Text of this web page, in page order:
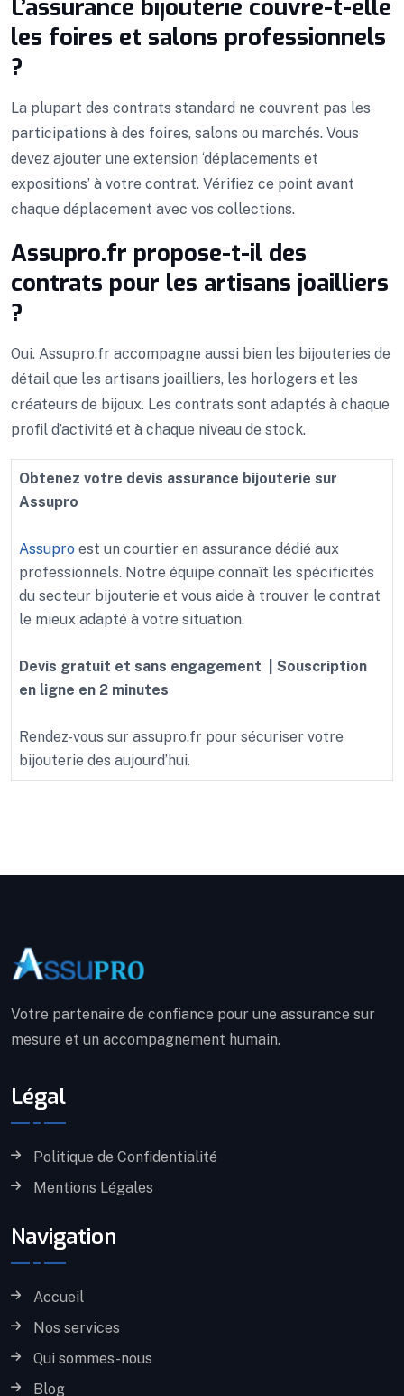
L’assurance bijouterie couvre-t-elle
les foires et salons professionnels
?
La plupart des contrats standard ne couvrent pas les
participations à des foires, salons ou marchés. Vous
devez ajouter une extension ‘déplacements et
expositions’ à votre contrat. Vérifiez ce point avant
chaque déplacement avec vos collections.
Assupro.fr propose-t-il des
contrats pour les artisans joailliers
?
Oui. Assupro.fr accompagne aussi bien les bijouteries de
détail que les artisans joailliers, les horlogers et les
créateurs de bijoux. Les contrats sont adaptés à chaque
profil d’activité et à chaque niveau de stock.
Obtenez votre devis assurance bijouterie sur
Assupro
Assupro est un courtier en assurance dédié aux
professionnels. Notre équipe connaît les spécificités
du secteur bijouterie et vous aide à trouver le contrat
le mieux adapté à votre situation.
Devis gratuit et sans engagement | Souscription
en ligne en 2 minutes
Rendez-vous sur assupro.fr pour sécuriser votre
bijouterie des aujourd’hui.
Votre partenaire de confiance pour une assurance sur
mesure et un accompagnement humain.
Légal
Politique de Confidentialité
Mentions Légales
Navigation
Accueil
Nos services
Qui sommes-nous
Blog